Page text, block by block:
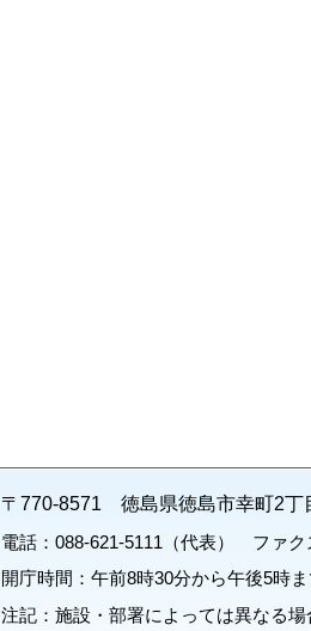
〒770-8571 徳島県徳島市幸町2丁
電話：088-621-5111（代表） ファク
開庁時間：午前8時30分から午後5時
注記：施設・部署によっては異なる